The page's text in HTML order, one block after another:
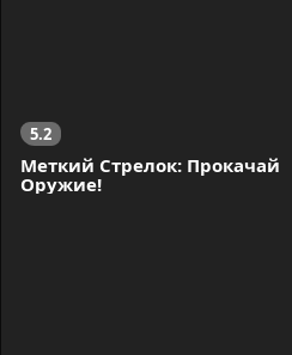
5.2
Меткий Стрелок: Прокачай
Оружие!